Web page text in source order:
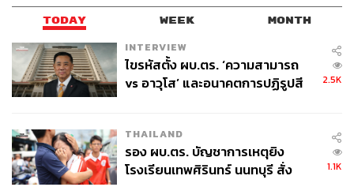
TODAY WEEK MONTH
INTERVIEW
ไขรหัสตั้ง ผบ.ตร. ‘ความสามารถ
vs อาวุโส’ และอนาคตการปฏิรูปสี
2.5K
THAILAND
รอง ผบ.ตร. บัญชาการเหตุยิง
โรงเรียนเทพศิรินทร์ นนทบุรี สั่ง
1.1K